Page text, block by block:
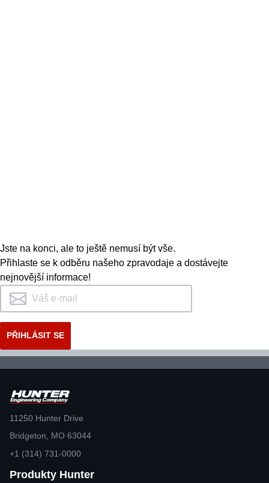
Jste na konci, ale to ještě nemusí být vše.
Přihlaste se k odběru našeho zpravodaje a dostávejte
nejnovější informace!
11250 Hunter Drive
Bridgeton, MO 63044
+1 (314) 731-0000
Produkty Hunter